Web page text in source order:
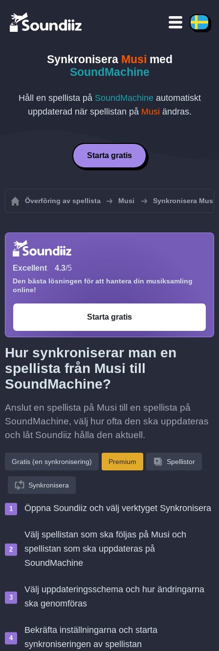
Synkronisera Musi med
SoundMachine
Håll en spellista på SoundMachine automatiskt
uppdaterad när spellistan på Musi ändras.
Starta gratis
Överföring av spellista Musi Synkronisera
Excellent 4.3/5
Den bästa lösningen för att hantera din musiksamling
online!
Starta gratis
Hur synkroniserar man en
spellista från Musi till
SoundMachine?
Anslut en spellista på Musi till en spellista på
SoundMachine, välj hur ofta den ska uppdateras
och låt Soundiiz hålla den aktuell.
Gratis (en synkronisering) Premium Spellistor
Synkronisera
Öppna Soundiiz och välj verktyget Synkronisera
Välj spellistan som ska följas på Musi och
spellistan som ska uppdateras på
SoundMachine
Välj uppdateringsschema och hur ändringarna
ska genomföras
Bekräfta inställningarna och starta
synkroniseringen av spellistan